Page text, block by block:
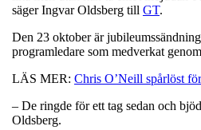
säger Ingvar Oldsberg till GT.
Den 23 oktober är
programledare som medverkat
LÄS MER: Chris O’Neill spårlöst
– De ringde för ett tag sedan och
Oldsberg.